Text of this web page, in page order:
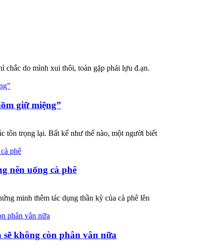
chắc do mình xui thôi, toàn gặp phải lựu đ.ạn.
giữ miệng”
tôn trọng lại. Bất kể như thế nào, một người biết
nên uống cà phê
minh thêm tác dụng thần kỳ của cà phê lên
không còn phân vân nữa